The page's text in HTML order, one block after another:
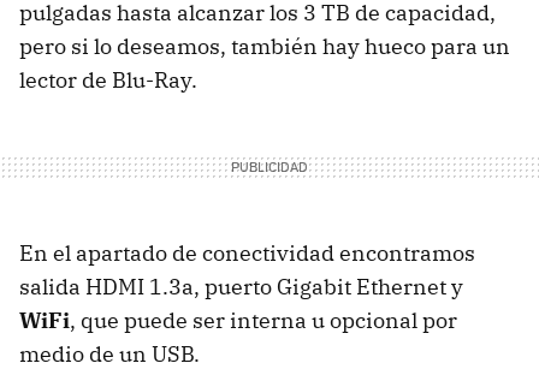
pulgadas hasta alcanzar los 3 TB de capacidad,
pero si lo deseamos, también hay hueco para un
lector de Blu-Ray.
En el apartado de conectividad encontramos
salida HDMI 1.3a, puerto Gigabit Ethernet y
WiFi, que puede ser interna u opcional por
medio de un USB.